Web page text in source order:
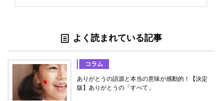
よく読まれている記事
コラム
ありがとうの語源と本当の意味が感動的！【決定
版】ありがとうの「すべて」